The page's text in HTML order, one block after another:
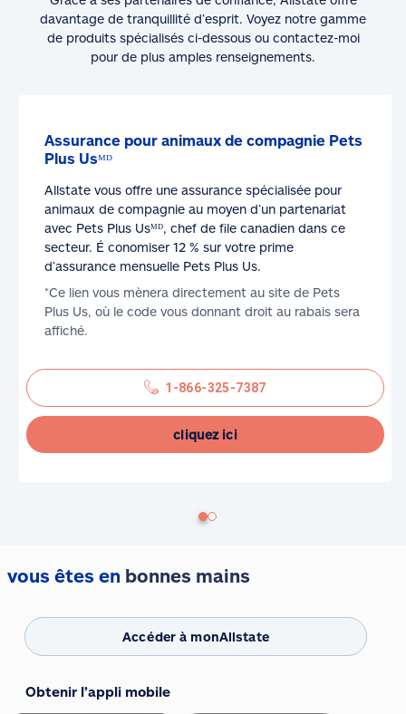
davantage de tranquillité d’esprit. Voyez notre gamme
de produits spécialisés ci-dessous ou contactez-moi
pour de plus amples renseignements.
Assurance pour animaux de compagnie Pets
Plus Usᴹᴰ
Allstate vous offre une assurance spécialisée pour
animaux de compagnie au moyen d’un partenariat
avec Pets Plus Usᴹᴰ, chef de file canadien dans ce
secteur. É conomiser 12 % sur votre prime
d’assurance mensuelle Pets Plus Us.
*Ce lien vous mènera directement au site de Pets
Plus Us, où le code vous donnant droit au rabais sera
affiché.
1-866-325-7387
cliquez ici
vous êtes en bonnes mains
Accéder à monAllstate
Obtenir l’appli mobile